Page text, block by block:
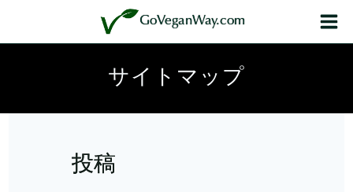
を
GoVeganWay.com
サイトマップ
投稿